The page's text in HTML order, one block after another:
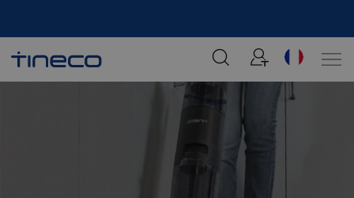
Rejoignez notre liste de diffusion et profitez de 5% de réduction sur votre
commande chez Tineco